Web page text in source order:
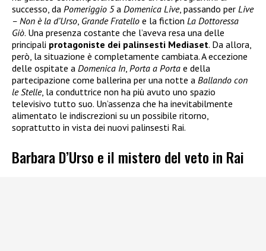
successo, da Pomeriggio 5a Domenica Live, passando per Live
– Non è la d’Urso Grande Fratello e la fiction La Dottoressa
Giò. Una presenza costante che l’aveva resa una delle
principali protagoniste dei palinsesti Mediaset. Da allora,
però, la situazione è completamente cambiata. A eccezione
delle ospitate a Domenica In Porta a Porta e della
partecipazione come ballerina per una notte a Ballando con
le Stelle, la conduttrice non ha più avuto uno spazio
televisivo tutto suo. Un’assenza che ha inevitabilmente
alimentato le indiscrezioni su un possibile ritorno,
soprattutto in vista dei nuovi palinsesti Rai.
Barbara D’Urso e il mistero del veto in Rai